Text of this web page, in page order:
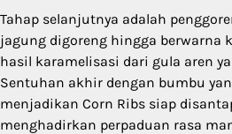
Tahap selanjutnya adalah
jagung digoreng hingga berwarna
hasil karamelisasi dari gula aren
Sentuhan akhir dengan bumbu
menjadikan Corn Ribs siap
menghadirkan perpaduan rasa